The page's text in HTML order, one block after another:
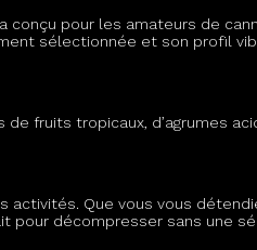
conçu pour les amateurs de
sélectionnée et son profil
fruits tropicaux, d’agrumes
activités. Que vous vous
pour décompresser sans une